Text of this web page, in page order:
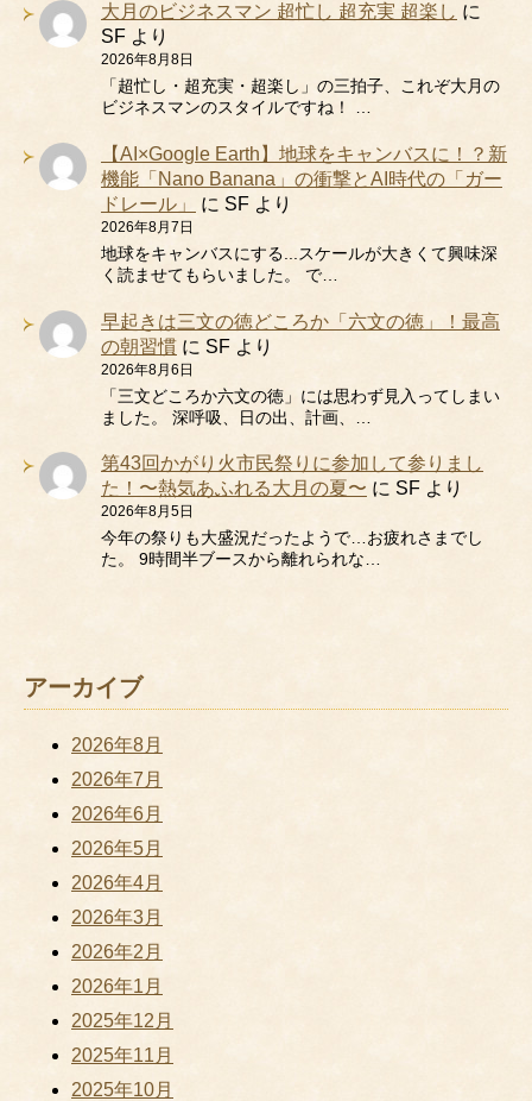
大月のビジネスマン 超忙し 超充実 超楽し に
SF より
2026年8月8日
「超忙し・超充実・超楽し」の三拍子、これぞ大月の
ビジネスマンのスタイルですね！ …
【AI×Google Earth】地球をキャンバスに！？新
機能「Nano Banana」の衝撃とAI時代の「ガー
ドレール」
に SF より
2026年8月7日
地球をキャンバスにする...スケールが大きくて興味深
く読ませてもらいました。 で…
早起きは三文の徳どころか「六文の徳」！最高
の朝習慣 に SF より
2026年8月6日
「三文どころか六文の徳」には思わず見入ってしまい
ました。 深呼吸、日の出、計画、…
第43回かがり火市民祭りに参加して参りまし
た！〜熱気あふれる大月の夏〜 に SF より
2026年8月5日
今年の祭りも大盛況だったようで…お疲れさまでし
た。 9時間半ブースから離れられな…
アーカイブ
2026年8月
2026年7月
2026年6月
2026年5月
2026年4月
2026年3月
2026年2月
2026年1月
2025年12月
2025年11月
2025年10月